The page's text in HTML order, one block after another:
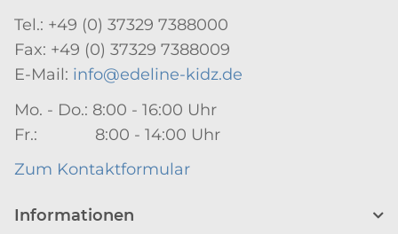
Tel.: +49 (0) 37329 7388000
Fax: +49 (0) 37329 7388009
E-Mail: info@edeline-kidz.de
Mo. - Do.: 8:00 - 16:00 Uhr
Fr.: 8:00 - 14:00 Uhr
Zum Kontaktformular
Informationen